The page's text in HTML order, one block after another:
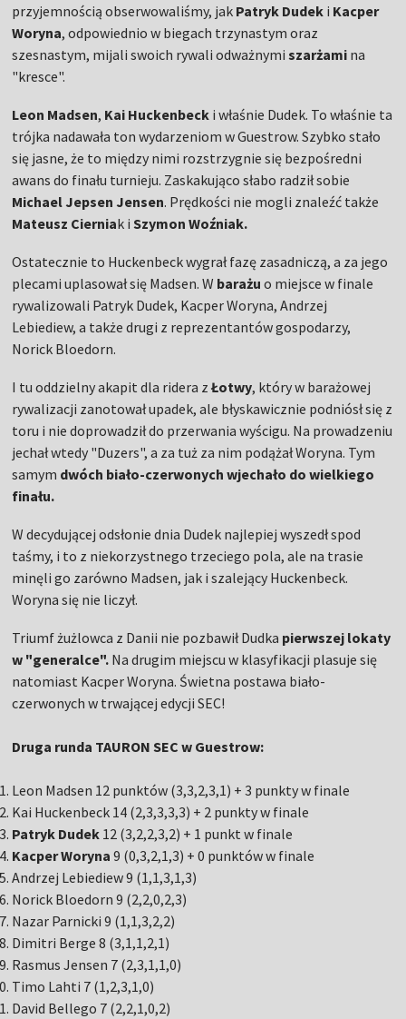
przyjemnością obserwowaliśmy, jak Patryk Dudek i Kacper
Woryna, odpowiednio w biegach trzynastym oraz
szesnastym, mijali swoich rywali odważnymiszarżami na
"kresce".
Leon Madsen, Kai Huckenbeck i właśnie Dudek. To właśnie ta
trójka nadawała ton wydarzeniom w Guestrow. Szybko stało
się jasne, że to między nimi rozstrzygnie się bezpośredni
awans do finału turnieju. Zaskakująco słabo radził sobie
Michael Jepsen Jensen. Prędkości nie mogli znaleźć także
Mateusz Cierniak iSzymon Woźniak.
Ostatecznie to Huckenbeck wygrał fazę zasadniczą, a za jego
plecami uplasował się Madsen. W barażu o miejsce w finale
rywalizowali Patryk Dudek, Kacper Woryna, Andrzej
Lebiediew, a także drugi z reprezentantów gospodarzy,
Norick Bloedorn.
I tu oddzielny akapit dla ridera zŁotwy, który w barażowej
rywalizacji zanotował upadek, ale błyskawicznie podniósł się z
toru i nie doprowadził do przerwania wyścigu. Na prowadzeniu
jechał wtedy "Duzers", a za tuż za nim podążał Woryna. Tym
samym dwóch biało-czerwonych wjechało do wielkiego
finału.
W decydującej odsłonie dnia Dudek najlepiej wyszedł spod
taśmy, i to z niekorzystnego trzeciego pola, ale na trasie
minęli go zarówno Madsen, jak i szalejący Huckenbeck.
Woryna się nie liczył.
Triumf żużlowca z Danii nie pozbawił Dudka pierwszej lokaty
w "generalce". Na drugim miejscu w klasyfikacji plasuje się
natomiast Kacper Woryna. Świetna postawa biało-
czerwonych w trwającej edycji SEC!
Druga runda TAURON SEC w Guestrow:
Leon Madsen 12 punktów (3,3,2,3,1) + 3 punkty w finale
Kai Huckenbeck 14 (2,3,3,3,3) + 2 punkty w finale
Patryk Dudek 12 (3,2,2,3,2) + 1 punkt w finale
KacperWoryna 9 (0,3,2,1,3) + 0 punktów w finale
Andrzej Lebiediew 9 (1,1,3,1,3)
Norick Bloedorn 9 (2,2,0,2,3)
Nazar Parnicki 9 (1,1,3,2,2)
Dimitri Berge 8 (3,1,1,2,1)
Rasmus Jensen 7 (2,3,1,1,0)
Timo Lahti 7 (1,2,3,1,0)
David Bellego 7 (2,2,1,0,2)